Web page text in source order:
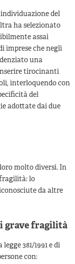
del
ha selezionato
assai
imprese che negli
una
tirocinanti
interloquendo con
del
adottate dai due
molto diversi. In
lo
da altre
grave fragilità
381/1991 e di
con: